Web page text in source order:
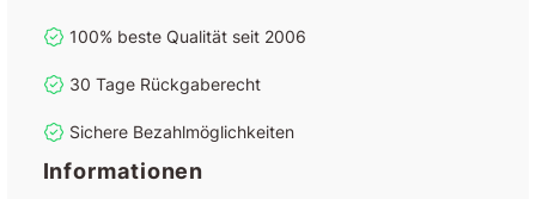
100% beste Qualität seit 2006
30 Tage Rückgaberecht
Sichere Bezahlmöglichkeiten
Informationen